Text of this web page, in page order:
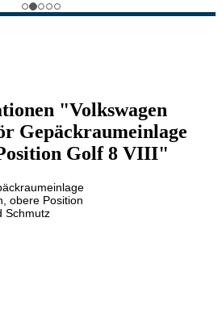
"Volkswagen
Gepäckraumeinlage
Golf 8 VIII"
obere Position
Schmutz